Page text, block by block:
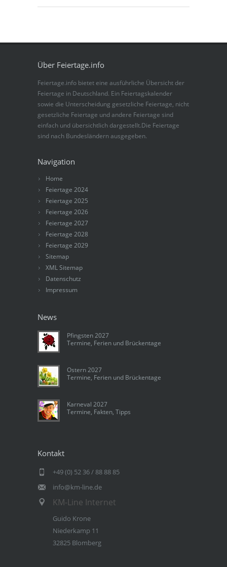
Über Feiertage.info
Feiertage.info bietet eine ausführliche Übersicht der
Feiertage in Deutschland. Ein Feiertagskalender
sowie die Unterscheidung gesetzliche Feiertage, nicht
gesetzliche Feiertage und andere Feiertage sind
einfach und übersichtlich dargestellt.Die Feiertage
sind nach Bundesländern ausgegeben.
Navigation
Home
Feiertage 2024
Feiertage 2025
Feiertage 2026
Feiertage 2027
Feiertage 2028
Feiertage 2029
Sitemap
XML Sitemap
Datenschutz
Impressum
News
Pfingsten 2027
Termine, Ferien und Brückentage
Ostern 2027
Termine, Ferien und Brückentage
Karneval 2027
Termine, Fakten, Tipps
Kontakt
+49 (0) 52 36 / 88 88 85
info@km-line.de
KM-Line Internet
Guido Krone
Niederkamp 11
32825 Blomberg